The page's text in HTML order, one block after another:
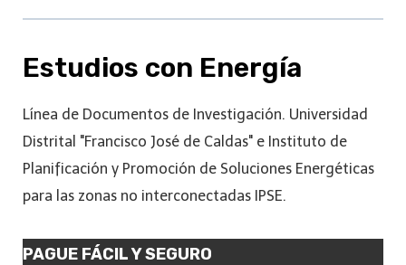
Estudios con Energía
Línea de Documentos de Investigación. Universidad
Distrital "Francisco José de Caldas" e Instituto de
Planificación y Promoción de Soluciones Energéticas
para las zonas no interconectadas IPSE.
PAGUE FÁCIL Y SEGURO